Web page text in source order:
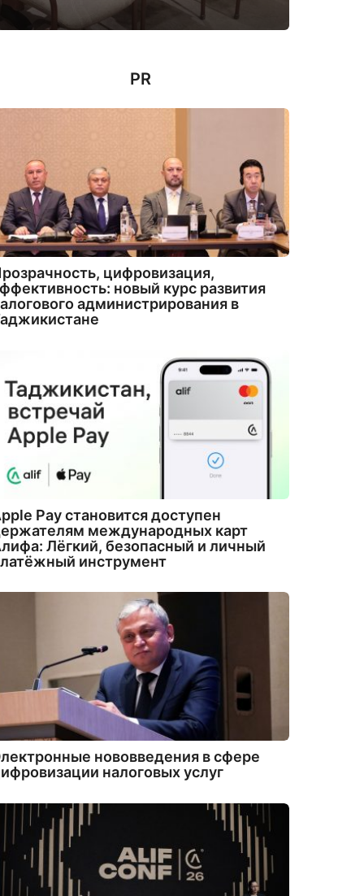
PR
цифровизация,
новый курс развития
администрирования в
Pay становится доступен
международных карт
Лёгкий, безопасный и личный
инструмент
нововведения в сфере
налоговых услуг